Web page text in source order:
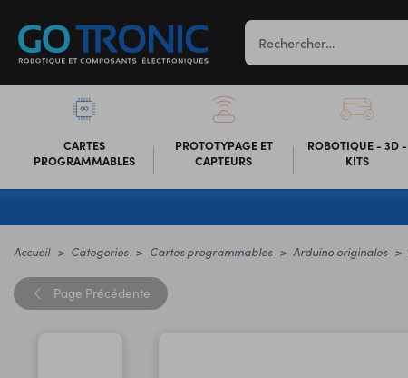
CARTES
PROGRAMMABLES
PROTOTYPAGE ET
CAPTEURS
ROBOTIQUE - 3D -
KITS
Accueil Categories Cartes programmables Arduino originales
Page Précédente